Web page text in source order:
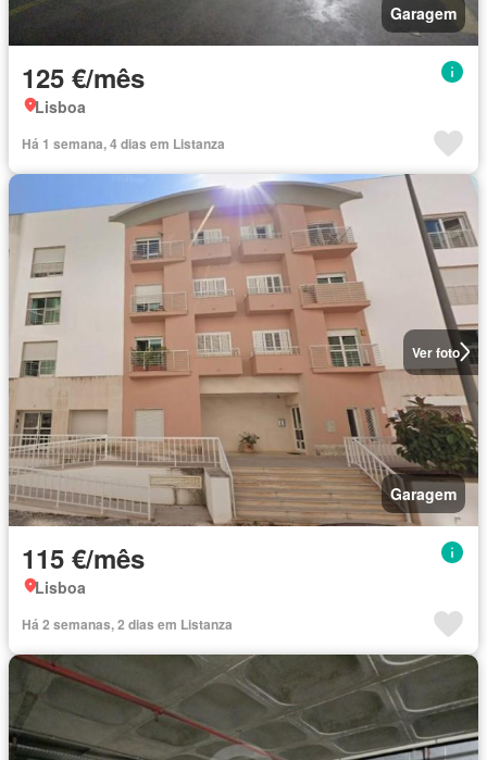
Garagem
125 €/mês
Lisboa
Há 1 semana, 4 dias em Listanza
Ver foto
Garagem
115 €/mês
Lisboa
Há 2 semanas, 2 dias em Listanza